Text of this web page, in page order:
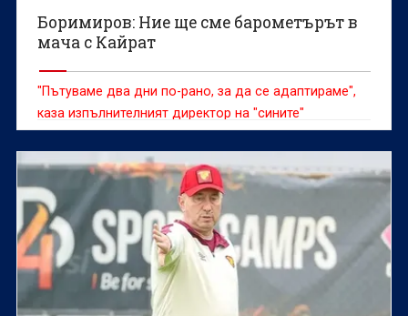
Боримиров: Ние ще сме барометърът в
мача с Кайрат
"Пътуваме два дни по-рано, за да се адаптираме",
каза изпълнителният директор на "сините"